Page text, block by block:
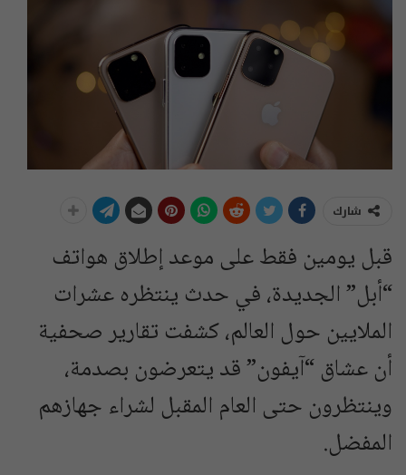
شارك
قبل يومين فقط على موعد إطلاق هواتف
“أبل” الجديدة، في حدث ينتظره عشرات
الملايين حول العالم، كشفت تقارير صحفية
أن عشاق “آيفون” قد يتعرضون بصدمة،
وينتظرون حتى العام المقبل لشراء جهازهم
المفضل.